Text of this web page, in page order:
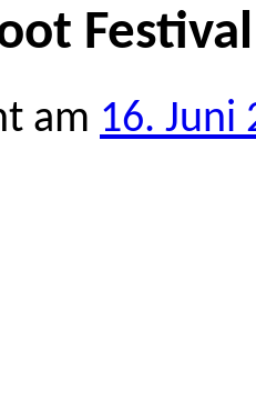
am 16. Juni